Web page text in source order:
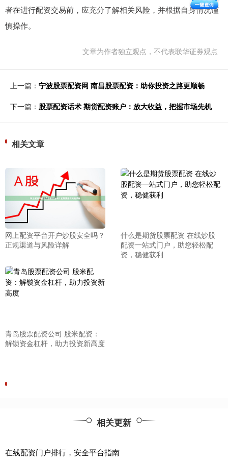
者在进行配资交易前，应充分了解相关风险，并根据自身情况谨
慎操作。
文章为作者独立观点，不代表联华证券观点
上一篇： 宁波股票配资网 南昌股票配资：助你投资之路更顺畅
下一篇： 股票配资话术 期货配资账户：放大收益，把握市场先机
相关文章
网上配资平台开户炒股安全吗？
正规渠道与风险详解
什么是期货股票配资 在线炒股
配资一站式门户，助您轻松配
资，稳健获利
青岛股票配资公司 股米配资：
解锁资金杠杆，助力投资新高度
相关更新
在线配资门户排行，安全平台指南